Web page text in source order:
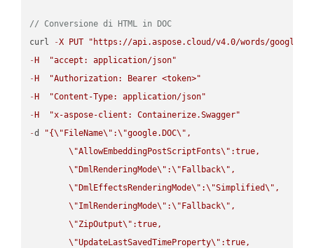
// Conversione di HTML in DOC
curl
-X PUT
"https://api.aspose.cloud/v4.0/words/
- H
"accept: application/json"
- H
"Authorization: Bearer <token>"
- H
"Content-Type: application/json"
- H
"x-aspose-client: Containerize.Swagger"
-d "{\" FileName\" :\"google.DOC\" ,
\"AllowEmbeddingPostScriptFonts\" :true,
\" DmlRenderingMode\" :\" Fallback\" ,
\" DmlEffectsRenderingMode\" :\"Simplified\" ,
\"ImlRenderingMode\" :\" Fallback\" ,
\"ZipOutput\" :true,
\"UpdateLastSavedTimeProperty\" :true,